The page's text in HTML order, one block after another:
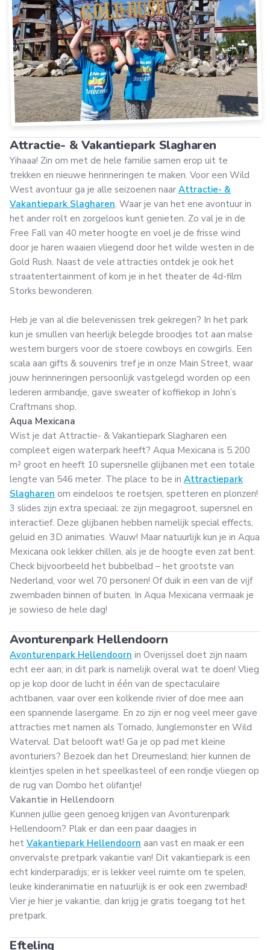
Attractie- & Vakantiepark Slagharen
Yihaaa! Zin om met de hele familie samen erop uit te
trekken en nieuwe herinneringen te maken. Voor een Wild
West avontuur ga je alle seizoenen naar Attractie- &
Vakantiepark Slagharen. Waar je van het ene avontuur in
het ander rolt en zorgeloos kunt genieten. Zo val je in de
Free Fall van 40 meter hoogte en voel je de frisse wind
door je haren waaien vliegend door het wilde westen in de
Gold Rush. Naast de vele attracties ontdek je ook het
straatentertainment of kom je in het theater de 4d-film
Storks bewonderen.
Heb je van al die belevenissen trek gekregen? In het park
kun je smullen van heerlijk belegde broodjes tot aan malse
western burgers voor de stoere cowboys en cowgirls. Een
scala aan gifts & souvenirs tref je in onze Main Street, waar
jouw herinneringen persoonlijk vastgelegd worden op een
lederen armbandje, gave sweater of koffiekop in John’s
Craftmans shop.
Aqua Mexicana
Wist je dat Attractie- & Vakantiepark Slagharen een
compleet eigen waterpark heeft? Aqua Mexicana is 5.200
m² groot en heeft 10 supersnelle glijbanen met een totale
lengte van 546 meter. The place to be in Attractiepark
Slagharen om eindeloos te roetsjen, spetteren en plonzen!
3 slides zijn extra speciaal: ze zijn megagroot, supersnel en
interactief. Deze glijbanen hebben namelijk special effects,
geluid en 3D animaties. Wauw! Maar natuurlijk kun je in Aqua
Mexicana ook lekker chillen, als je de hoogte even zat bent.
Check bijvoorbeeld het bubbelbad – het grootste van
Nederland, voor wel 70 personen! Of duik in een van de vijf
zwembaden binnen of buiten. In Aqua Mexicana vermaak je
je sowieso de hele dag!
Avonturenpark Hellendoorn
Avonturenpark Hellendoorn in Overijssel doet zijn naam
echt eer aan; in dit park is namelijk overal wat te doen! Vlieg
op je kop door de lucht in één van de spectaculaire
achtbanen, vaar over een kolkende rivier of doe mee aan
een spannende lasergame. En zo zijn er nog veel meer gave
attracties met namen als Tornado, Junglemonster en Wild
Waterval. Dat belooft wat! Ga je op pad met kleine
avonturiers? Bezoek dan het Dreumesland; hier kunnen de
kleintjes spelen in het speelkasteel of een rondje vliegen op
de rug van Dombo het olifantje!
Vakantie in Hellendoorn
Kunnen jullie geen genoeg krijgen van Avonturenpark
Hellendoorn? Plak er dan een paar daagjes in
het Vakantiepark Hellendoorn aan vast en maak er een
onvervalste pretpark vakantie van! Dit vakantiepark is een
echt kinderparadijs; er is lekker veel ruimte om te spelen,
leuke kinderanimatie en natuurlijk is er ook een zwembad!
Vier je hier je vakantie, dan krijg je gratis toegang tot het
pretpark.
Efteling